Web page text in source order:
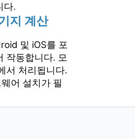
다.
지 계산
및 iOS를 포
작동합니다. 모
서 처리됩니다.
어 설치가 필